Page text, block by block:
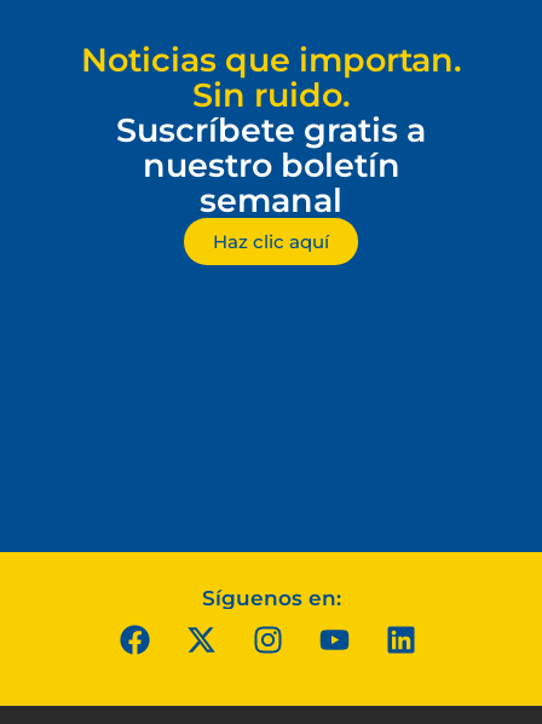
Noticias que importan.
Sin ruido.
Suscríbete gratis a
nuestro boletín
semanal
Haz clic aquí
Síguenos en: